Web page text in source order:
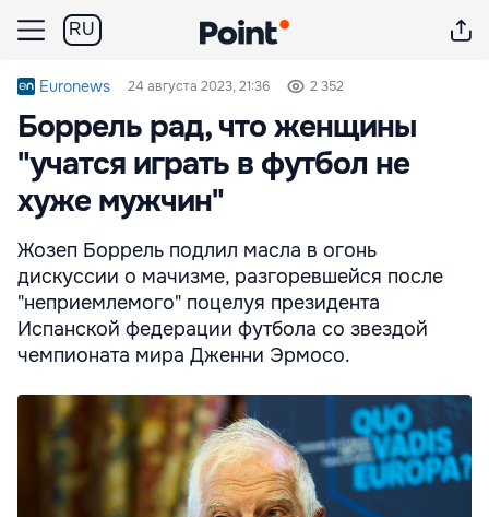
RU
Euronews 24 августа 2023, 21:36 2 352
Боррель рад, что женщины
"учатся играть в футбол не
хуже мужчин"
Жозеп Боррель подлил масла в огонь
дискуссии о мачизме, разгоревшейся после
"неприемлемого" поцелуя президента
Испанской федерации футбола со звездой
чемпионата мира Дженни Эрмосо.